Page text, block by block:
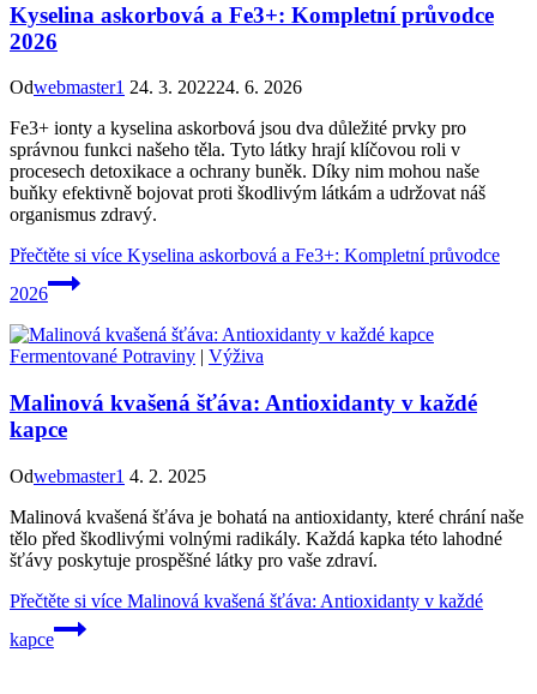
Kyselina askorbová a Fe3+: Kompletní průvodce
2026
Odwebmaster1 24. 3. 202224. 6. 2026
Fe3+ ionty a kyselina askorbová jsou dva důležité prvky pro
správnou funkci našeho těla. Tyto látky hrají klíčovou roli v
procesech detoxikace a ochrany buněk. Díky nim mohou naše
buňky efektivně bojovat proti škodlivým látkám a udržovat náš
organismus zdravý.
Přečtěte si více Kyselina askorbová a Fe3+: Kompletní průvodce
2026
Fermentované Potraviny Výživa
Malinová kvašená šťáva: Antioxidanty v každé
kapce
Odwebmaster1 4. 2. 2025
Malinová kvašená šťáva je bohatá na antioxidanty, které chrání naše
tělo před škodlivými volnými radikály. Každá kapka této lahodné
šťávy poskytuje prospěšné látky pro vaše zdraví.
Přečtěte si více Malinová kvašená šťáva: Antioxidanty v každé
kapce